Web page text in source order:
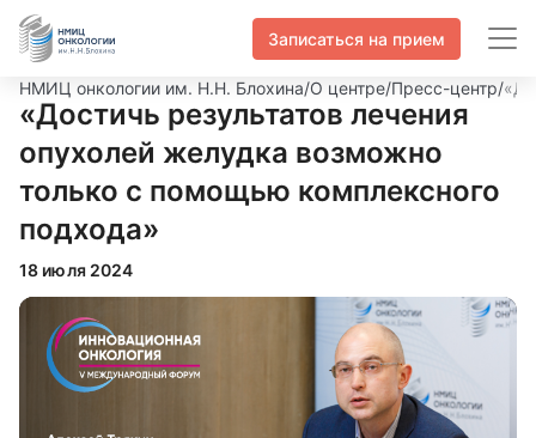
Записаться на прием
НМИЦ онкологии им. Н.Н. Блохина/О центре/Пресс-центр/
«Достичь результатов лечения
опухолей желудка возможно
только с помощью комплексного
подхода»
18 июля 2024